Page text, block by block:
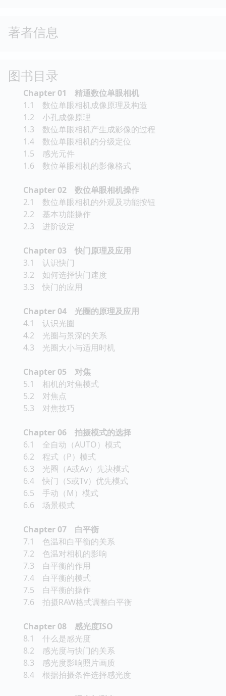
著者信息
图书目录
Chapter 01 精通数位单眼相机
1.1 数位单眼相机成像原理及构造
1.2 小孔成像原理
1.3 数位单眼相机产生成影像的过程
1.4 数位单眼相机的分级定位
1.5 感光元件
1.6 数位单眼相机的影像格式
Chapter 02 数位单眼相机操作
2.1 数位单眼相机的外观及功能按钮
2.2 基本功能操作
2.3 进阶设定
Chapter 03 快门原理及应用
3.1 认识快门
3.2 如何选择快门速度
3.3 快门的应用
Chapter 04 光圈的原理及应用
4.1 认识光圈
4.2 光圈与景深的关系
4.3 光圈大小与适用时机
Chapter 05 对焦
5.1 相机的对焦模式
5.2 对焦点
5.3 对焦技巧
Chapter 06 拍摄模式的选择
6.1 全自动（AUTO）模式
6.2 程式（P）模式
6.3 光圈（A或Av）先决模式
6.4 快门（S或Tv）优先模式
6.5 手动（M）模式
6.6 场景模式
Chapter 07 白平衡
7.1 色温和白平衡的关系
7.2 色温对相机的影响
7.3 白平衡的作用
7.4 白平衡的模式
7.5 白平衡的操作
7.6 拍摄RAW格式调整白平衡
Chapter 08 感光度ISO
8.1 什么是感光度
8.2 感光度与快门的关系
8.3 感光度影响照片画质
8.4 根据拍摄条件选择感光度